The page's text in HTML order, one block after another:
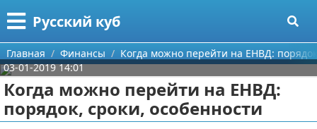
Русский куб
Меню
Главная
Категории
Программирование
Поиск
Главная Финансы
Когда можно перейти на ЕНВД:
03-01-2019 14:01
Когда можно перейти на ЕНВД:
порядок, сроки, особенности